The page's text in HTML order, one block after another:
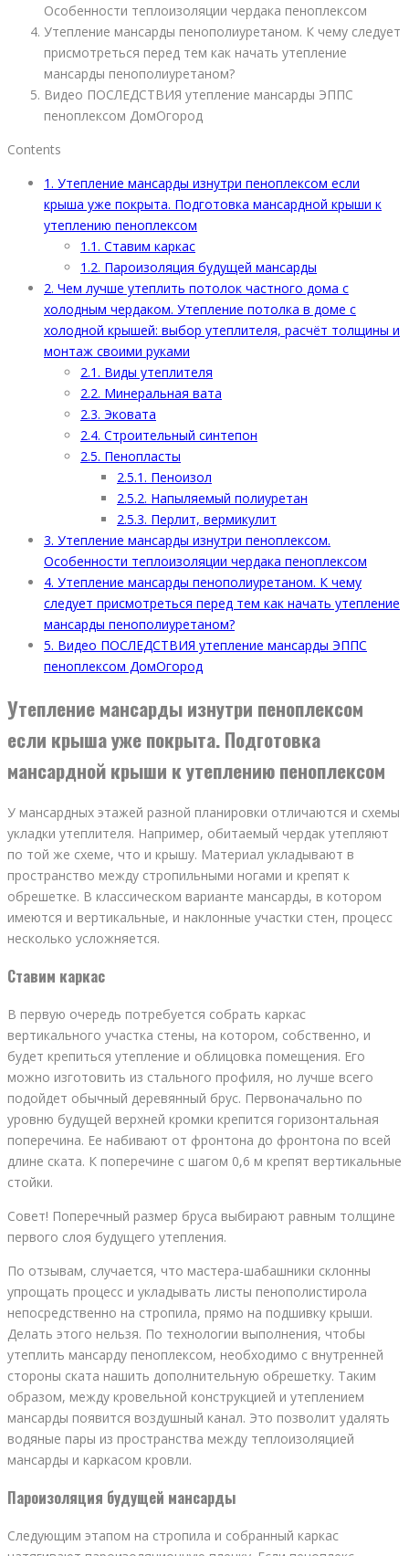
Особенности теплоизоляции чердака пеноплексом
Утепление мансарды пенополиуретаном. К чему следует
присмотреться перед тем как начать утепление
мансарды пенополиуретаном?
Видео ПОСЛЕДСТВИЯ утепление мансарды ЭППС
пеноплексом ДомОгород
Contents
1. Утепление мансарды изнутри пеноплексом если
крыша уже покрыта. Подготовка мансардной крыши к
утеплению пеноплексом
1.1. Ставим каркас
1.2. Пароизоляция будущей мансарды
2. Чем лучше утеплить потолок частного дома с
холодным чердаком. Утепление потолка в доме с
холодной крышей: выбор утеплителя, расчёт толщины и
монтаж своими руками
2.1. Виды утеплителя
2.2. Минеральная вата
2.3. Эковата
2.4. Строительный синтепон
2.5. Пенопласты
2.5.1. Пеноизол
2.5.2. Напыляемый полиуретан
2.5.3. Перлит, вермикулит
3. Утепление мансарды изнутри пеноплексом.
Особенности теплоизоляции чердака пеноплексом
4. Утепление мансарды пенополиуретаном. К чему
следует присмотреться перед тем как начать утепление
мансарды пенополиуретаном?
5. Видео ПОСЛЕДСТВИЯ утепление мансарды ЭППС
пеноплексом ДомОгород
Утепление мансарды изнутри пеноплексом
если крыша уже покрыта. Подготовка
мансардной крыши к утеплению пеноплексом
У мансардных этажей разной планировки отличаются и схемы
укладки утеплителя. Например, обитаемый чердак утепляют
по той же схеме, что и крышу. Материал укладывают в
пространство между стропильными ногами и крепят к
обрешетке. В классическом варианте мансарды, в котором
имеются и вертикальные, и наклонные участки стен, процесс
несколько усложняется.
Ставим каркас
В первую очередь потребуется собрать каркас
вертикального участка стены, на котором, собственно, и
будет крепиться утепление и облицовка помещения. Его
можно изготовить из стального профиля, но лучше всего
подойдет обычный деревянный брус. Первоначально по
уровню будущей верхней кромки крепится горизонтальная
поперечина. Ее набивают от фронтона до фронтона по всей
длине ската. К поперечине с шагом 0,6 м крепят вертикальные
стойки.
Совет! Поперечный размер бруса выбирают равным толщине
первого слоя будущего утепления.
По отзывам, случается, что мастера-шабашники склонны
упрощать процесс и укладывать листы пенополистирола
непосредственно на стропила, прямо на подшивку крыши.
Делать этого нельзя. По технологии выполнения, чтобы
утеплить мансарду пеноплексом, необходимо с внутренней
стороны ската нашить дополнительную обрешетку. Таким
образом, между кровельной конструкцией и утеплением
мансарды появится воздушный канал. Это позволит удалять
водяные пары из пространства между теплоизоляцией
мансарды и каркасом кровли.
Пароизоляция будущей мансарды
Следующим этапом на стропила и собранный каркас